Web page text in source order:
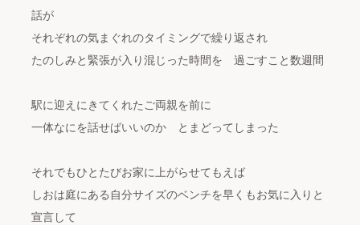
話が
それぞれの気まぐれのタイミングで繰り返され
たのしみと緊張が入り混じった時間を 過ごすこと数週間
駅に迎えにきてくれたご両親を前に
一体なにを話せばいいのか とまどってしまった
それでもひとたびお家に上がらせてもえば
しおは庭にある自分サイズのベンチを早くもお気に入りと
宣言して